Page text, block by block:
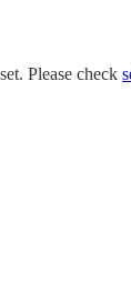
Please check